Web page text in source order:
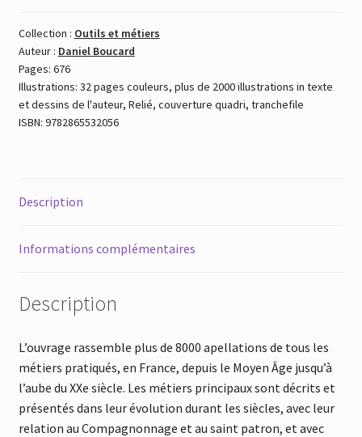
Collection : Outils et métiers
Auteur : Daniel Boucard
Pages: 676
Illustrations: 32 pages couleurs, plus de 2000 illustrations in texte
et dessins de l'auteur, Relié, couverture quadri, tranchefile
ISBN: 9782865532056
Description
Informations complémentaires
Description
L’ouvrage rassemble plus de 8000 apellations de tous les
métiers pratiqués, en France, depuis le Moyen Âge jusqu’à
l’aube du XXe siècle. Les métiers principaux sont décrits et
présentés dans leur évolution durant les siècles, avec leur
relation au Compagnonnage et au saint patron, et avec